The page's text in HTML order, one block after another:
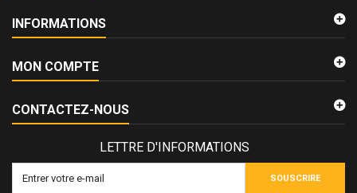
INFORMATIONS
MON COMPTE
CONTACTEZ-NOUS
LETTRE D'INFORMATIONS
SOUSCRIRE